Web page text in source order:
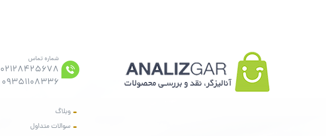
شماره تماس
02128425678
09351108336
وبلاگ
سوالات متداول